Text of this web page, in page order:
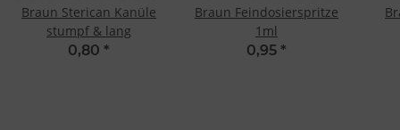
Braun Sterican Kanüle
stumpf & lang
0,80 *
Braun Feindosierspritze
1ml
0,95 *